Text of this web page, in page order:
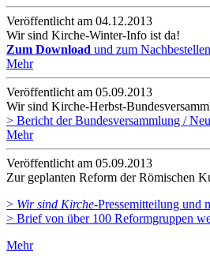
Veröffentlicht am 04­.12.2013
Wir sind Kirche-Winter-Info ist da!
Zum Download und zum
Mehr
Veröffentlicht am 05­.09.2013
Wir sind Kirche-Herbst-
> Bericht der Bundesversammlung /
Mehr
Veröffentlicht am 05­.09.2013
Zur geplanten Reform der Römischen
> Wir sind Kirche-Pressemitteilung und
> Brief von über 100 Reformgruppen
Mehr